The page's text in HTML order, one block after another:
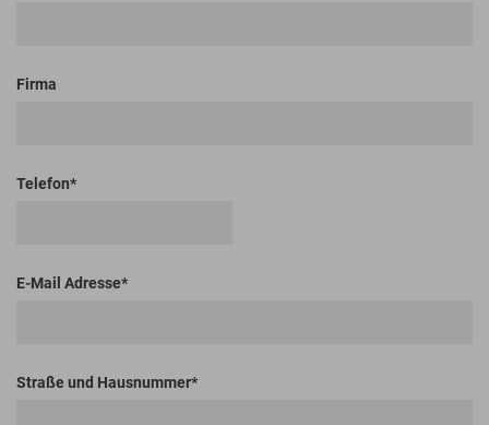
Firma
Telefon
E-Mail Adresse
Straße und Hausnummer